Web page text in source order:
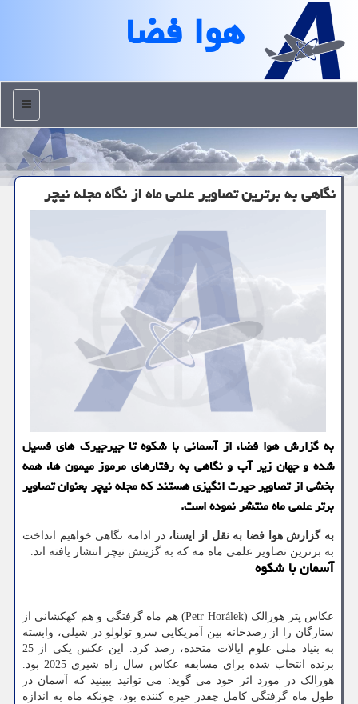
هوا فضا
منو
نگاهی به برترین تصاویر علمی ماه از نگاه مجله نیچر
به گزارش هوا فضا، از آسمانی با شکوه تا جیرجیرک های فسیل
شده و جهان زیر آب و نگاهی به رفتارهای مرموز میمون ها، همه
بخشی از تصاویر حیرت انگیزی هستند که مجله نیچر بعنوان تصاویر
برتر علمی ماه منتشر نموده است.
به گزارش هوا فضا به نقل از ایسنا،در ادامه نگاهی خواهیم انداخت
به برترین تصاویر علمی ماه مه که به گزینش نیچر انتشار یافته اند.
آسمان با شکوه
عکاس پتر هورالک (Petr Horálek) هم ماه گرفتگی و هم کهکشانی از
ستارگان را از رصدخانه بین آمریکایی سرو تولولو در شیلی، وابسته
به بنیاد ملی علوم ایالات متحده، رصد کرد. این عکس یکی از 25
برنده انتخاب شده برای مسابقه عکاس سال راه شیری 2025 بود.
هورالک در مورد اثر خود می گوید: می توانید ببینید که آسمان در
طول ماه گرفتگی کامل چقدر خیره کننده بود، چونکه ماه به اندازه